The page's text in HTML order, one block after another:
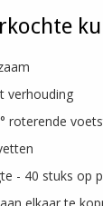
verhouding
roterende
- 40 stuks op